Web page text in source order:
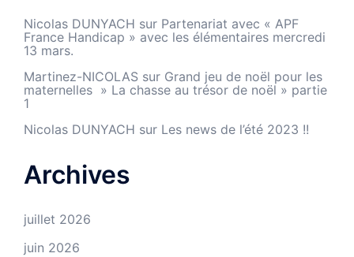
Nicolas DUNYACH sur Partenariat avec « APF
France Handicap » avec les élémentaires mercredi
13 mars.
Martinez-NICOLAS sur Grand jeu de noël pour les
maternelles » La chasse au trésor de noël » partie
1
Nicolas DUNYACH sur Les news de l’été 2023 !!
Archives
juillet 2026
juin 2026